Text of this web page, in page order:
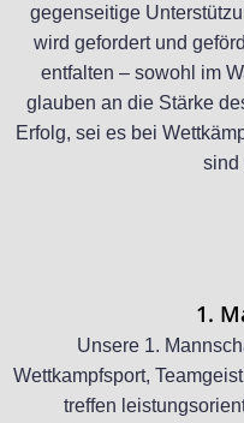
gegenseitige
wird gefordert und
entfalten – sowohl im
glauben an die Stärke
Erfolg, sei es bei
sind
1.
Unsere 1.
Wettkampfsport,
treffen